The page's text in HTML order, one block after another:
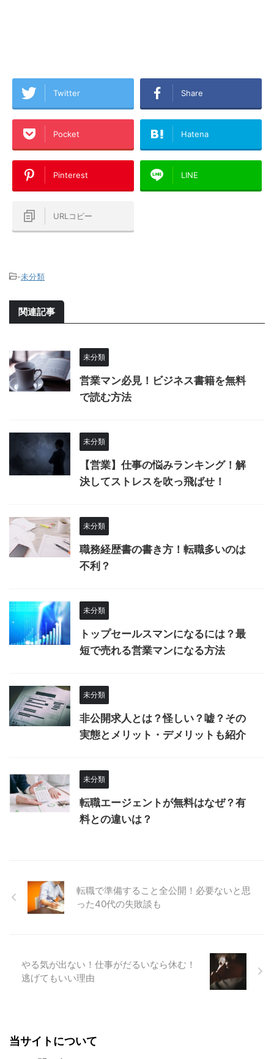
Twitter Share
Pocket Hatena
Pinterest LINE
URLコピー
-未分類
関連記事
未分類
営業マン必見！ビジネス書籍を無料
で読む方法
未分類
【営業】仕事の悩みランキング！解
決してストレスを吹っ飛ばせ！
未分類
職務経歴書の書き方！転職多いのは
不利？
未分類
トップセールスマンになるには？最
短で売れる営業マンになる方法
未分類
非公開求人とは？怪しい？嘘？その
実態とメリット・デメリットも紹介
未分類
転職エージェントが無料はなぜ？有
料との違いは？
転職で準備すること全公開！必要ないと思
った40代の失敗談も
やる気が出ない！仕事がだるいなら休む！
逃げてもいい理由
当サイトについて